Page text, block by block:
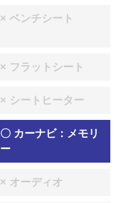
× ベンチシート
× フラットシート
× シートヒーター
〇 カーナビ：メモリ
ー
× オーディオ